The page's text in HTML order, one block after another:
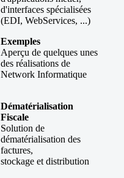
d'interfaces spécialisées
(EDI, WebServices, ...)
Exemples
Aperçu de quelques unes
des réalisations de
Network Informatique
Dématérialisation
Fiscale
Solution de
dématérialisation des
factures,
stockage et distribution